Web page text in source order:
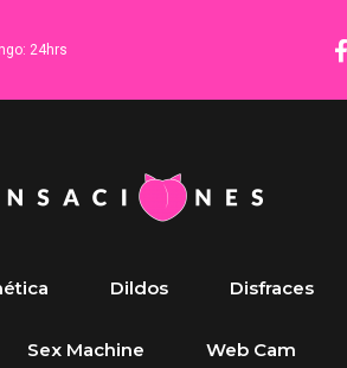
24hrs
Dildos Disfraces
Sex Machine Web Cam